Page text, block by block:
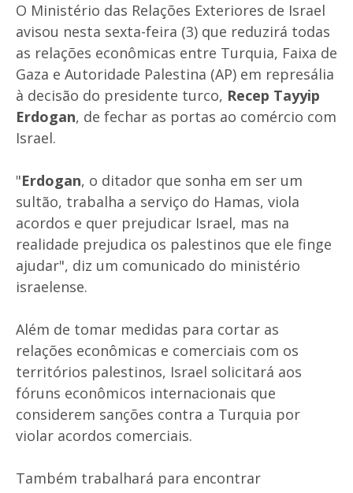
O Ministério das Relações Exteriores de Israel
avisou nesta sexta-feira (3) que reduzirá todas
as relações econômicas entre Turquia, Faixa de
Gaza e Autoridade Palestina (AP) em represália
à decisão do presidente turco, Recep Tayyip
Erdogan, de fechar as portas ao comércio com
Israel.
"Erdogan, o ditador que sonha em ser um
sultão, trabalha a serviço do Hamas, viola
acordos e quer prejudicar Israel, mas na
realidade prejudica os palestinos que ele finge
ajudar", diz um comunicado do ministério
israelense.
Além de tomar medidas para cortar as
relações econômicas e comerciais com os
territórios palestinos, Israel solicitará aos
fóruns econômicos internacionais que
considerem sanções contra a Turquia por
violar acordos comerciais.
Também trabalhará para encontrar